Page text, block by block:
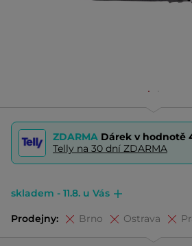
ZDARMA Dárek v hodnotě
Telly na 30 dní ZDARMA
skladem - 11.8. u Vás
Prodejny: Brno Ostrava